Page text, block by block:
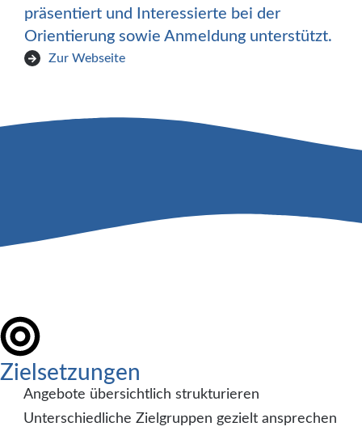
präsentiert und Interessierte bei der
Orientierung sowie Anmeldung unterstützt.
Zur Webseite
Zielsetzungen
Angebote übersichtlich strukturieren
Unterschiedliche Zielgruppen gezielt ansprechen